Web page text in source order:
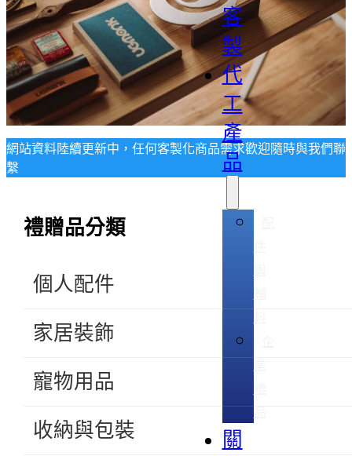
客
製
代
工
產
品
關
網站資料陸續更新中，任何客製化商品需求歡迎隨時與我們聯
繫
禮贈品分類
個人配件
家居裝飾
寵物用品
收納與包裝